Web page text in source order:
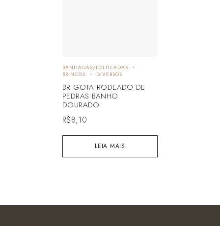
LEIA MAIS
BANHADAS/FOLHEADAS
BRINCOS
DIVERSOS
BR GOTA RODEADO DE
PEDRAS BANHO
DOURADO
R$8,10